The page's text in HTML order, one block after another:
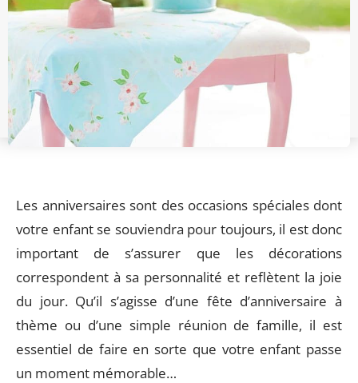
Les anniversaires sont des occasions spéciales dont
votre enfant se souviendra pour toujours, il est donc
important de s’assurer que les décorations
correspondent à sa personnalité et reflètent la joie
du jour. Qu’il s’agisse d’une fête d’anniversaire à
thème ou d’une simple réunion de famille, il est
essentiel de faire en sorte que votre enfant passe
un moment mémorable…